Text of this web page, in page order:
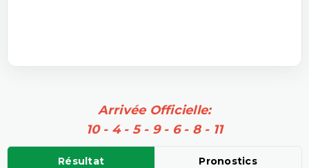
Arrivée Officielle:
10 - 4 - 5 - 9 - 6 - 8 - 11
Résultat Pronostics